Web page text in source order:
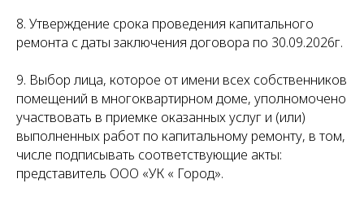
8. Утверждение срока проведения капитального
ремонта с даты заключения договора по 30.09.2026г.
9. Выбор лица, которое от имени всех собственников
помещений в многоквартирном доме, уполномочено
участвовать в приемке оказанных услуг и (или)
выполненных работ по капитальному ремонту, в том,
числе подписывать соответствующие акты:
представитель ООО «УК « Город».